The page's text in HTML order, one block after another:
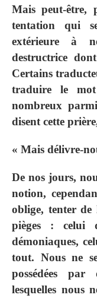
Mais peut-être,
tentation qui
extérieure à
destructrice
Certains
traduire le
nombreux
disent cette
« Mais délivre-
De nos jours,
notion,
oblige, tenter de
pièges : celui
démoniaques,
tout. Nous ne
possédées par
lesquelles nous